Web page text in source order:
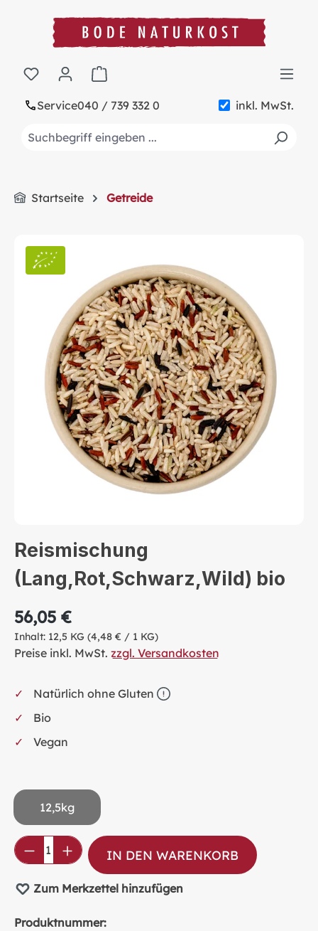
springen
Service040 / 739 332 0 inkl. MwSt.
Warenkorb enthält 0 Positionen. Der
Startseite Getreide
Bildergalerie überspringen
Reismischung
(Lang,Rot,Schwarz,Wild) bio
56,05 €
Inhalt: 12,5 KG (4,48 € / 1 KG)
Preise inkl. MwSt. zzgl. Versandkosten
Natürlich ohne Gluten
Bio
Vegan
12,5kg
Produkt Anzahl: Gib den gewünschten
IN DEN WARENKORB
Zum Merkzettel hinzufügen
Produktnummer: